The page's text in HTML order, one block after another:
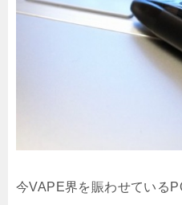
今VAPE界を賑わせている